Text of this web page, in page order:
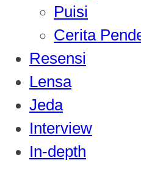
sub
menu
Puisi
Cerita
Resensi
Lensa
Jeda
Interview
In-depth